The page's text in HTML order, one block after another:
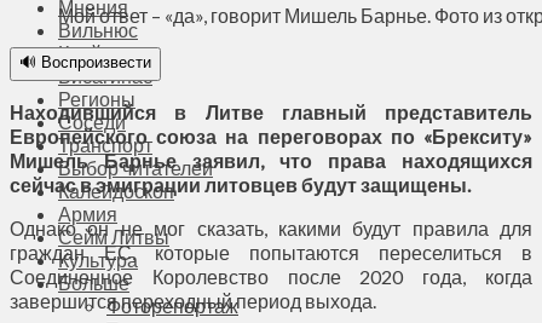
Мнения
Вильнюс
Клайпеда
Висагинас
Регионы
Соседи
Транспорт
Выбор читателей
Калейдоскоп
Армия
Сейм Литвы
Культура
Больше
Фоторепортаж
Мой ответ – «да», говорит Мишель Барнье. Фото из
🔊 Воспроизвести
Находившийся в Литве главный представитель
Европейского союза на переговорах по «Брекситу»
Мишель Барнье заявил, что права находящихся
сейчас в эмиграции литовцев будут защищены.
Однако он не мог сказать, какими будут правила для
граждан ЕС, которые попытаются переселиться в
Соединенное Королевство после 2020 года, когда
завершится переходный период выхода.